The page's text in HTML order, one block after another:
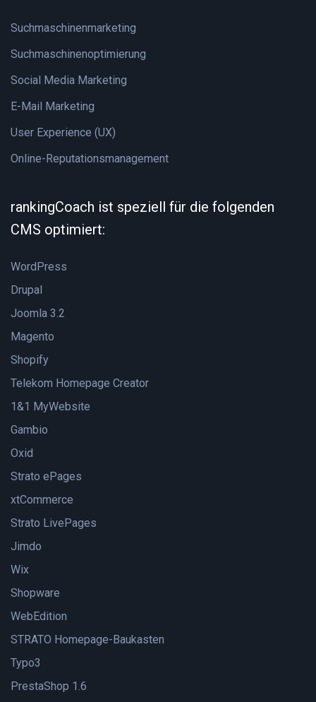
Suchmaschinenmarketing
Suchmaschinenoptimierung
Social Media Marketing
E-Mail Marketing
User Experience (UX)
Online-Reputationsmanagement
rankingCoach ist speziell für die folgenden
CMS optimiert:
WordPress
Drupal
Joomla 3.2
Magento
Shopify
Telekom Homepage Creator
1&1 MyWebsite
Gambio
Oxid
Strato ePages
xtCommerce
Strato LivePages
Jimdo
Wix
Shopware
WebEdition
STRATO Homepage-Baukasten
Typo3
PrestaShop 1.6